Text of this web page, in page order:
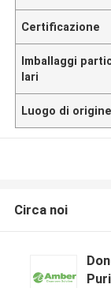
Certificazione
Imballaggi
lari
Luogo di origine
Circa noi